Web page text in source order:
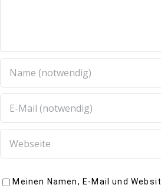
Meinen Namen, E-Mail und